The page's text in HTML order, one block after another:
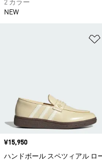
2 カラー
NEW
価格
¥15,950
ハンドボール スペツィアル ロ